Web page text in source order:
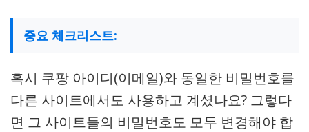
중요 체크리스트:
혹시 쿠팡 아이디(이메일)와 동일한 비밀번호를
다른 사이트에서도 사용하고 계셨나요? 그렇다
면 그 사이트들의 비밀번호도 모두 변경해야 합